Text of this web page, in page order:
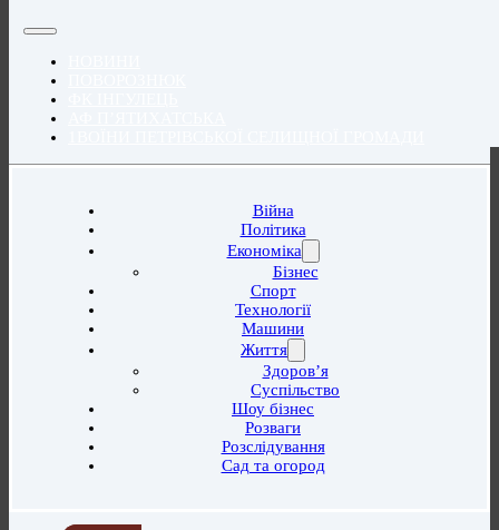
Війна
Політика
Економіка
Бізнес
Спорт
Технології
Машини
Життя
Здоров’я
Суспільство
Шоу бізнес
Розваги
Розслідування
Сад та огород